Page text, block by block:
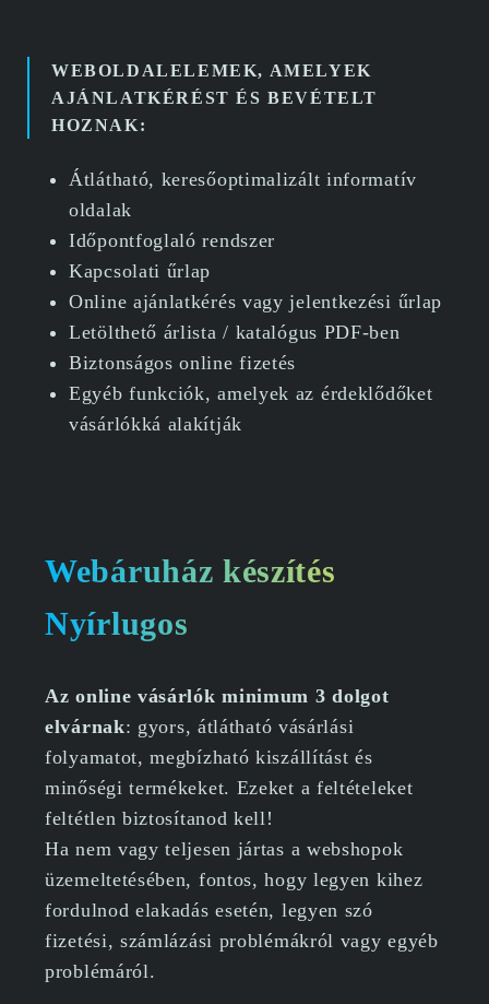
WEBOLDALELEMEK, AMELYEK
AJÁNLATKÉRÉST ÉS BEVÉTELT
HOZNAK:
Átlátható, keresőoptimalizált informatív
oldalak
Időpontfoglaló rendszer
Kapcsolati űrlap
Online ajánlatkérés vagy jelentkezési űrlap
Letölthető árlista / katalógus PDF-ben
Biztonságos online fizetés
Egyéb funkciók, amelyek az érdeklődőket
vásárlókká alakítják
Webáruház készítés
Nyírlugos
Az online vásárlók minimum 3 dolgot
elvárnak: gyors, átlátható vásárlási
folyamatot, megbízható kiszállítást és
minőségi termékeket. Ezeket a feltételeket
feltétlen biztosítanod kell!
Ha nem vagy teljesen jártas a webshopok
üzemeltetésében, fontos, hogy legyen kihez
fordulnod elakadás esetén, legyen szó
fizetési, számlázási problémákról vagy egyéb
problémáról.